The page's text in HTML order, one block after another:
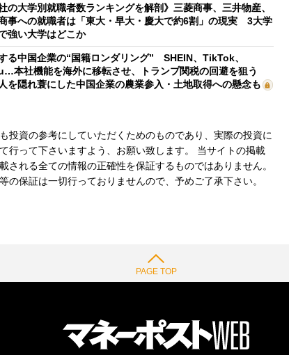
の大学別就職者数ランキングを解剖》三菱商事、三井物産、
事への就職者は「東大・早大・慶大で約6割」の現実 3大学
強い大学はどこか
る中国企業の“国籍ロンダリング” SHEIN、TikTok、
本社機能を海外に移転させ、トランプ関税の回避を狙う
を隠れ蓑にした中国企業の農業参入・土地取得への懸念も
投資の参考にしていただくためのものであり、実際の投資に
行って下さいますよう、お願い致します。 当サイトの掲載
される全ての情報の正確性を保証するものではありません。
の保証は一切行っておりませんので、予めご了承下さい。
PAGE TOP